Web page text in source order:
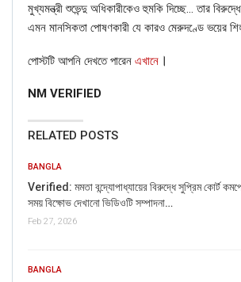
RELATED POSTS
Verified: শুভেন্দু অধিকারীকে নিয়ে ব্যঙ্গাত্মক ভিডিওটি
Jun 22, 2026
CORONAVIRUS FACT CHECK
of COVID-19 Vaccines? Here’s The Truth
Dec 17, 2020
Disrespected Falsely Linked To Ongoing
মুখ্যমন্ত্রী শুভেন্দু অধিকারীকেও হুমকি দিচ্ছে… তার
এমন মানসিকতা পোষণকারী যে কারও মেরুদণ্ডে ভয়ের
পোস্টটি আপনি দেখতে পারেন এখানে ।
NM VERIFIED
RELATED POSTS
BANGLA
Verified: মমতা বন্দ্যোপাধ্যায়ের বিরুদ্ধে সুপ্রিম কোর্ট
সময় বিক্ষোভ দেখানো ভিডিওটি সম্পাদনা…
Feb 27, 2026
BANGLA